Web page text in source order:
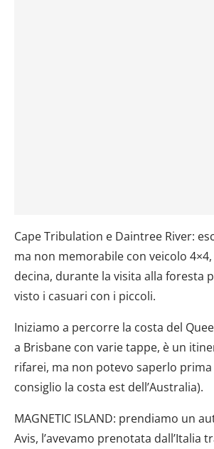
Cape Tribulation e Daintree River:
ma non memorabile con veicolo
decina, durante la visita alla foresta
visto i casuari con i piccoli.
Iniziamo a percorre la costa del
a Brisbane con varie tappe, è un
rifarei, ma non potevo saperlo
consiglio la costa est dell’Australia).
MAGNETIC ISLAND: prendiamo un
Avis, l’avevamo prenotata dall’Italia